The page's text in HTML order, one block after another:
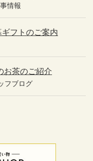
情報
フトのご案内
お茶のご紹介
フブログ